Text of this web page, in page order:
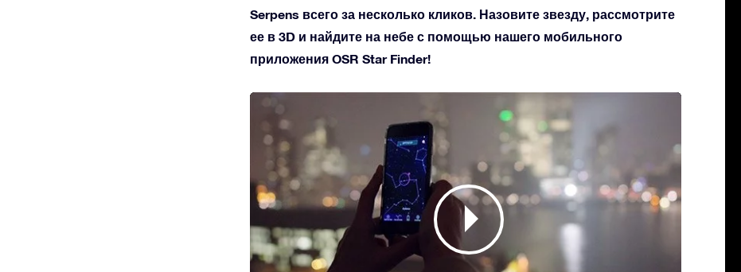
Serpens всего за несколько кликов. Назовите звезду, рассмотрите
ее в 3D и найдите на небе с помощью нашего мобильного
приложения OSR Star Finder!